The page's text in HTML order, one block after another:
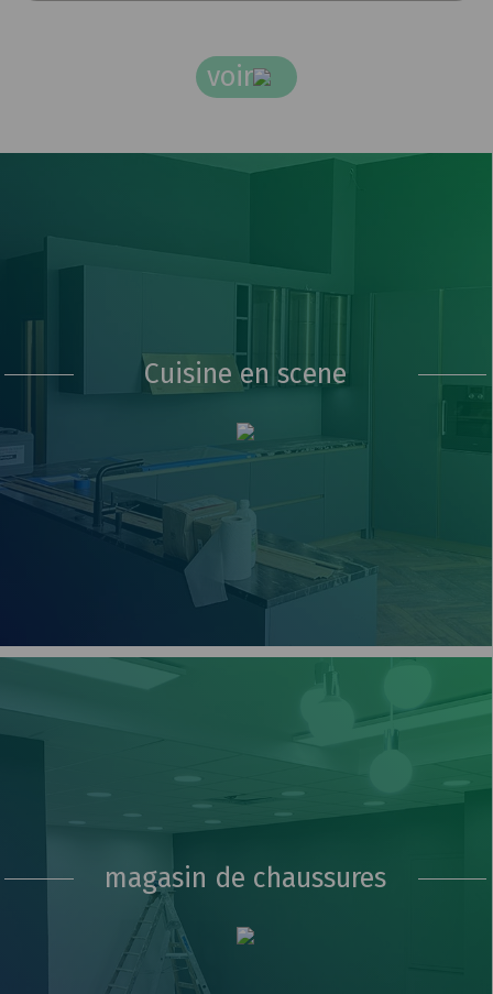
voir
Cuisine en scene
magasin de chaussures